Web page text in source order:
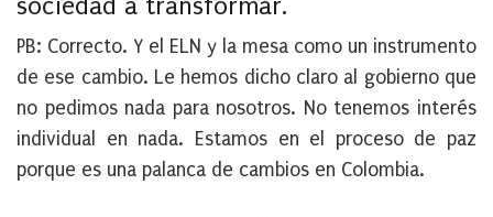
sociedad a transformar.
PB: Correcto. Y el ELN y la mesa como un instrumento
de ese cambio. Le hemos dicho claro al gobierno que
no pedimos nada para nosotros. No tenemos interés
individual en nada. Estamos en el proceso de paz
porque es una palanca de cambios en Colombia.